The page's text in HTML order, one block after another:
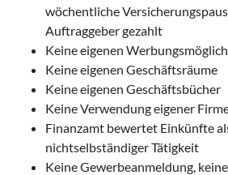
wöchentliche
Auftraggeber gezahlt
Keine eigenen
Keine eigenen Geschäftsräume
Keine eigenen Geschäftsbücher
Keine Verwendung eigener
Finanzamt bewertet Einkünfte
nichtselbständiger Tätigkeit
Keine Gewerbeanmeldung,